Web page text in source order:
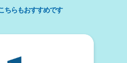
ちらもおすすめです